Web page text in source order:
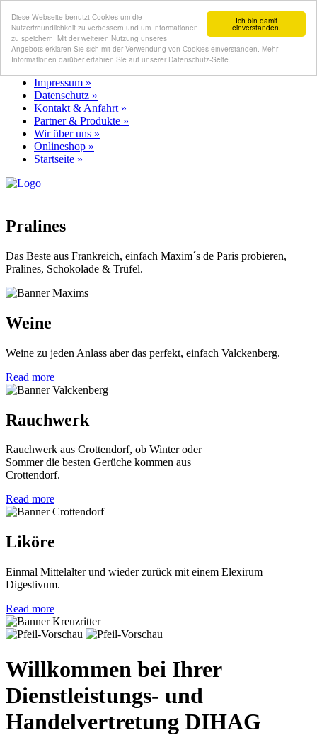
Ich bin damit
einverstanden.
Diese Webseite benutzt Cookies um die
Nutzerfreundlichkeit zu verbessern und um Informationen
zu speichern! Mit der weiteren Nutzung unseres
Angebots erklären Sie sich mit der Verwendung von Cookies einverstanden. Mehr
Informationen darüber erfahren Sie auf unserer Datenschutz-Seite.
Impressum »
Datenschutz »
Kontakt & Anfahrt »
Partner & Produkte »
Wir über uns »
Onlineshop »
Startseite »
Pralines
Das Beste aus Frankreich, einfach Maxim´s de Paris probieren,
Pralines, Schokolade & Trüfel.
Weine
Weine zu jeden Anlass aber das perfekt, einfach Valckenberg.
Read more
Rauchwerk
Rauchwerk aus Crottendorf, ob Winter oder
Sommer die besten Gerüche kommen aus
Crottendorf.
Read more
Liköre
Einmal Mittelalter und wieder zurück mit einem Elexirum
Digestivum.
Read more
Willkommen bei Ihrer
Dienstleistungs- und
Handelvertretung DIHAG